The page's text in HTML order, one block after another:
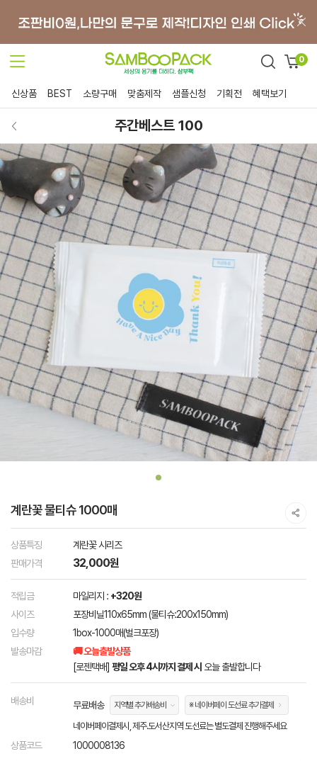
0
신상품 BEST 소량구매 맞춤제작 샘플신청 기획전 혜택보기
주간베스트 100
계란꽃 물티슈 1000매
상품특징
계란꽃 시리즈
판매가격
32,000원
적립금 마일리지 : +320원
사이즈
포장비닐110x65mm (물티슈:200x150mm)
입수량
1box-1000매(벌크포장)
발송마감
🚚 오늘출발상품
[로젠택배] 평일 오후 4시까지 결제 시 오늘 출발합니다
배송비 무료배송 지역별 추가배송비 ※ 네이버페이 도선료 추가결제
네이버페이결제시, 제주.도서산지역 도선료는 별도결제 진행해주세요
상품코드 1000008136